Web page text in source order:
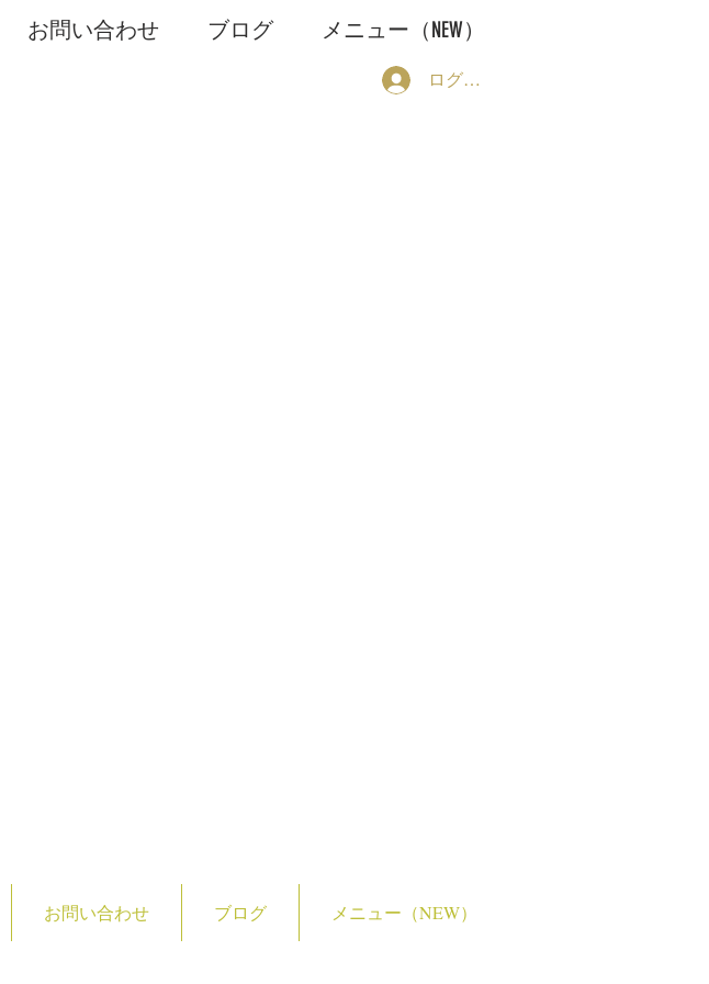
お問い合わせ ブログ メニュー（NEW）
ログイン
お問い合わせ ブログ メニュー（NEW）